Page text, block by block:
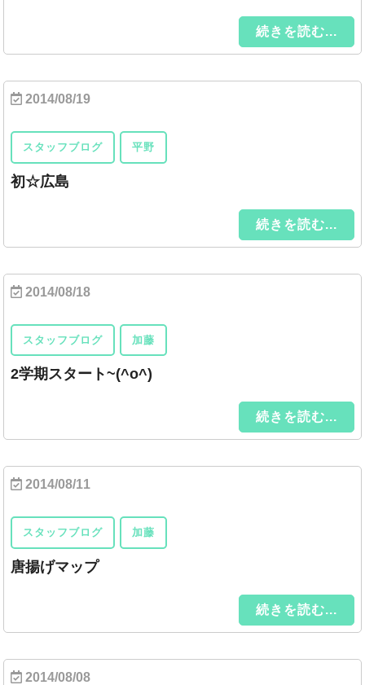
続きを読む...
2014/08/19
スタッフブログ 平野
初☆広島
続きを読む...
2014/08/18
スタッフブログ 加藤
2学期スタート~(^o^)
続きを読む...
2014/08/11
スタッフブログ 加藤
唐揚げマップ
続きを読む...
2014/08/08